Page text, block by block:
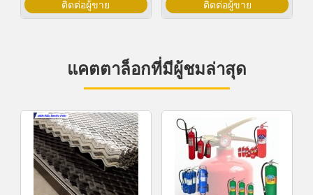
ติดต่อผู้ขาย ติดต่อผู้ขาย
แคตตาล็อกที่มีผู้ชมล่าสุด